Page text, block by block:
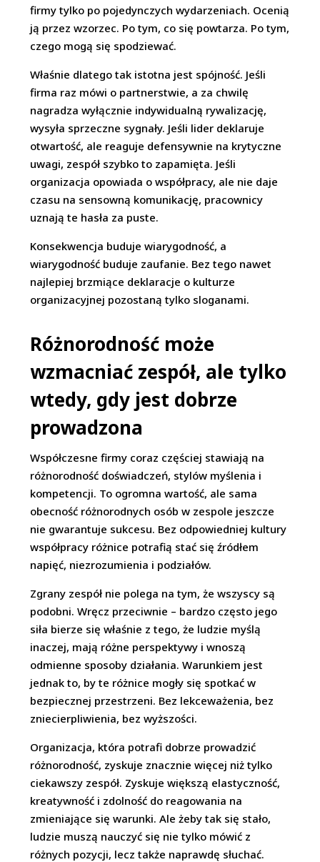
firmy tylko po pojedynczych wydarzeniach. Ocenią
ją przez wzorzec. Po tym, co się powtarza. Po tym,
czego mogą się spodziewać.
Właśnie dlatego tak istotna jest spójność. Jeśli
firma raz mówi o partnerstwie, a za chwilę
nagradza wyłącznie indywidualną rywalizację,
wysyła sprzeczne sygnały. Jeśli lider deklaruje
otwartość, ale reaguje defensywnie na krytyczne
uwagi, zespół szybko to zapamięta. Jeśli
organizacja opowiada o współpracy, ale nie daje
czasu na sensowną komunikację, pracownicy
uznają te hasła za puste.
Konsekwencja buduje wiarygodność, a
wiarygodność buduje zaufanie. Bez tego nawet
najlepiej brzmiące deklaracje o kulturze
organizacyjnej pozostaną tylko sloganami.
Różnorodność może
wzmacniać zespół, ale tylko
wtedy, gdy jest dobrze
prowadzona
Współczesne firmy coraz częściej stawiają na
różnorodność doświadczeń, stylów myślenia i
kompetencji. To ogromna wartość, ale sama
obecność różnorodnych osób w zespole jeszcze
nie gwarantuje sukcesu. Bez odpowiedniej kultury
współpracy różnice potrafią stać się źródłem
napięć, niezrozumienia i podziałów.
Zgrany zespół nie polega na tym, że wszyscy są
podobni. Wręcz przeciwnie – bardzo często jego
siła bierze się właśnie z tego, że ludzie myślą
inaczej, mają różne perspektywy i wnoszą
odmienne sposoby działania. Warunkiem jest
jednak to, by te różnice mogły się spotkać w
bezpiecznej przestrzeni. Bez lekceważenia, bez
zniecierpliwienia, bez wyższości.
Organizacja, która potrafi dobrze prowadzić
różnorodność, zyskuje znacznie więcej niż tylko
ciekawszy zespół. Zyskuje większą elastyczność,
kreatywność i zdolność do reagowania na
zmieniające się warunki. Ale żeby tak się stało,
ludzie muszą nauczyć się nie tylko mówić z
różnych pozycji, lecz także naprawdę słuchać.